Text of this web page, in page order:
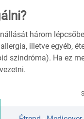
három
illetve egyéb,
szindróma). Ha ez